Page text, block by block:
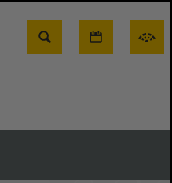
Suche